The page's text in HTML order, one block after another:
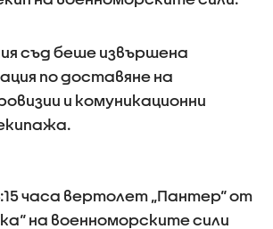
съд беше извършена
по доставяне на
и комуникационни
часа вертолет „Пантер“ от
на военноморските сили